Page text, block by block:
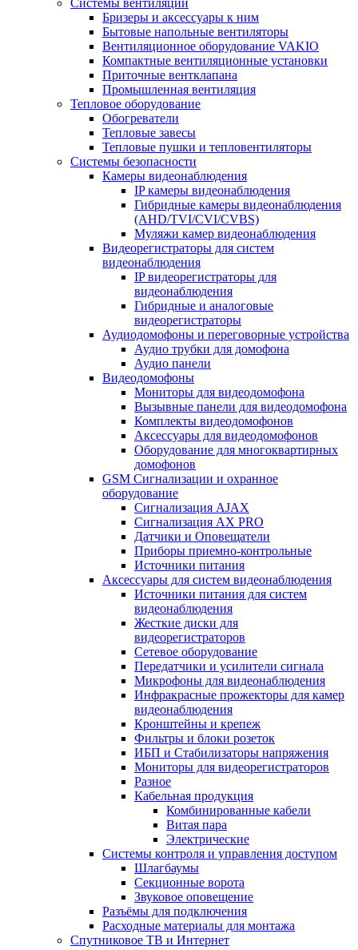
Системы вентиляции
Бризеры и аксессуары к ним
Бытовые напольные вентиляторы
Вентиляционное оборудование VAKIO
Компактные вентиляционные установки
Приточные вентклапана
Промышленная вентиляция
Тепловое оборудование
Обогреватели
Тепловые завесы
Тепловые пушки и тепловентиляторы
Системы безопасности
Камеры видеонаблюдения
IP камеры видеонаблюдения
Гибридные камеры видеонаблюдения
(AHD/TVI/CVI/CVBS)
Муляжи камер видеонаблюдения
Видеорегистраторы для систем
видеонаблюдения
IP видеорегистраторы для
видеонаблюдения
Гибридные и аналоговые
видеорегистраторы
Аудиодомофоны и переговорные устройства
Аудио трубки для домофона
Аудио панели
Видеодомофоны
Мониторы для видеодомофона
Вызывные панели для видеодомофона
Комплекты видеодомофонов
Аксессуары для видеодомофонов
Оборудование для многоквартирных
домофонов
GSM Сигнализации и охранное
оборудование
Сигнализация AJAX
Сигнализация AX PRO
Датчики и Оповещатели
Приборы приемно-контрольные
Источники питания
Аксессуары для систем видеонаблюдения
Источники питания для систем
видеонаблюдения
Жесткие диски для
видеорегистраторов
Сетевое оборудование
Передатчики и усилители сигнала
Микрофоны для видеонаблюдения
Инфракрасные прожекторы для камер
видеонаблюдения
Кронштейны и крепеж
Фильтры и блоки розеток
ИБП и Стабилизаторы напряжения
Мониторы для видеорегистраторов
Разное
Кабельная продукция
Комбинированные кабели
Витая пара
Электрические
Системы контроля и управления доступом
Шлагбаумы
Секционные ворота
Звуковое оповещение
Разъёмы для подключения
Расходные материалы для монтажа
Спутниковое ТВ и Интернет